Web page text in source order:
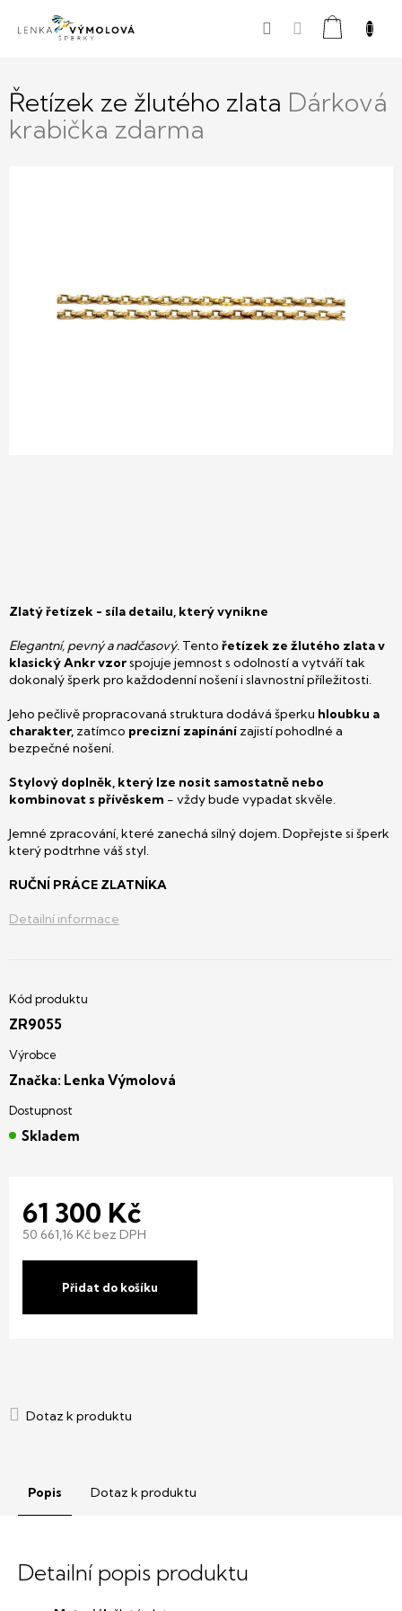
Nákupní
Řetízek ze žlutého zlata Dárková
krabička zdarma
61 300 Kč
50 661,16 Kč bez DPH
Přidat do košíku
Zlatý řetízek - síla detailu, který vynikne
Elegantní, pevný a nadčasový. Tento řetízek ze žlutého zlata v
klasický Ankr vzorspojuje jemnost s odolností a vytváří tak
dokonalý šperk pro každodenní nošení i slavnostní příležitosti.
Jeho pečlivě propracovaná struktura dodává šperku hloubku a
charakter, zatímco precizní zapínání zajistí pohodlné a
bezpečné nošení.
Stylový doplněk, který lze nosit samostatně nebo
kombinovat s přívěskem - vždy bude vypadat skvěle.
Jemné zpracování, které zanechá silný dojem. Dopřejste si šperk
který podtrhne váš styl.
RUČNÍ PRÁCE ZLATNÍKA
Detailní informace
ZR9055
Značka: Lenka Výmolová
Skladem
Popis Dotaz k produktu
Detailní popis produktu